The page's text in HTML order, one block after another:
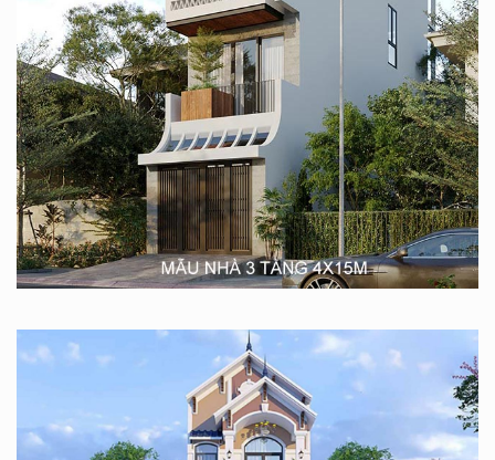
11+ mẫu thiết kế nhà đẹp 3 tầng kích thước 4x15m cuốn
hút
Bạn đang tìm kiếm nguồn cảm hứng thiết kế
nhà ở trên mảnh đất 4x15m và đáp ứng nhu cầu
10/11/2023